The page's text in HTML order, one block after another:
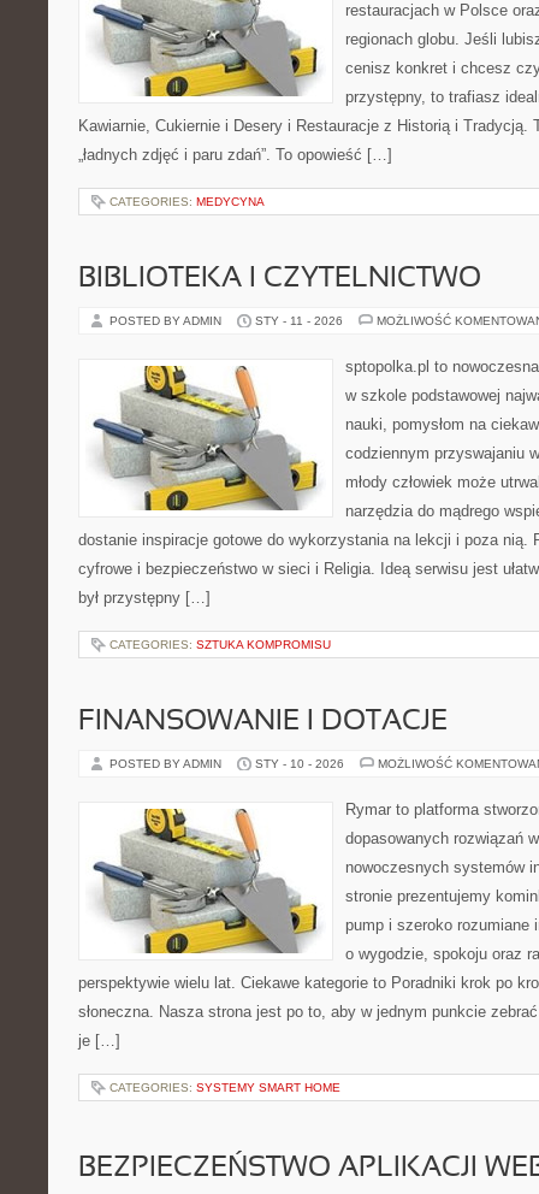
restauracjach w Polsce
regionach globu. Jeśli
cenisz konkret i chcesz
przystępny, to trafiasz
Kawiarnie, Cukiernie i Desery i Restauracje z Historią i Tradycją.
„ładnych zdjęć i paru zdań”. To opowieść […]
CATEGORIES: MEDYCYNA
BIBLIOTEKA I CZYTELNICTWO
POSTED BY ADMIN STY - 11 - 2026 MOŻLIWOŚĆ
sptopolka.pl to
w szkole podstawowej
nauki, pomysłom na
codziennym przyswajaniu
młody człowiek może
narzędzia do mądrego
dostanie inspiracje gotowe do wykorzystania na lekcji i poza nią.
cyfrowe i bezpieczeństwo w sieci i Religia. Ideą serwisu jest
był przystępny […]
CATEGORIES: SZTUKA KOMPROMISU
FINANSOWANIE I DOTACJE
POSTED BY ADMIN STY - 10 - 2026 MOŻLIWOŚĆ
Rymar to platforma
dopasowanych rozwiązań
nowoczesnych systemów
stronie prezentujemy
pump i szeroko rozumiane
o wygodzie, spokoju oraz
perspektywie wielu lat. Ciekawe kategorie to Poradniki krok po
słoneczna. Nasza strona jest po to, aby w jednym punkcie
je […]
CATEGORIES: SYSTEMY SMART HOME
BEZPIECZEŃSTWO APLIKACJI